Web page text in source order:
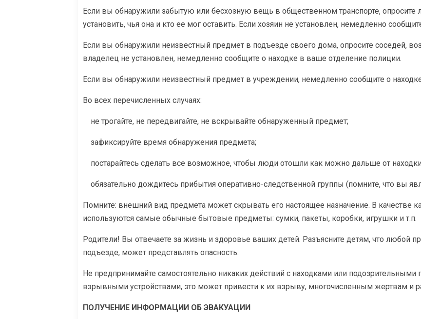
Если вы обнаружили забытую или бесхозную вещь в общественном транспорте, опросите
установить, чья она и кто ее мог оставить. Если хозяин не установлен, немедленно
Если вы обнаружили неизвестный предмет в подъезде своего дома, опросите соседей,
владелец не установлен, немедленно сообщите о находке в ваше отделение полиции.
Если вы обнаружили неизвестный предмет в учреждении, немедленно сообщите о
Во всех перечисленных случаях:
не трогайте, не передвигайте, не вскрывайте обнаруженный предмет;
зафиксируйте время обнаружения предмета;
постарайтесь сделать все возможное, чтобы люди отошли как можно дальше от
обязательно дождитесь прибытия оперативно-следственной группы (помните, что вы
Помните: внешний вид предмета может скрывать его настоящее назначение. В качестве
используются самые обычные бытовые предметы: сумки, пакеты, коробки, игрушки и т.п.
Родители! Вы отвечаете за жизнь и здоровье ваших детей. Разъясните детям, что любой
подъезде, может представлять опасность.
Не предпринимайте самостоятельно никаких действий с находками или подозрительными
взрывными устройствами, это может привести к их взрыву, многочисленным жертвам и
ПОЛУЧЕНИЕ ИНФОРМАЦИИ ОБ ЭВАКУАЦИИ